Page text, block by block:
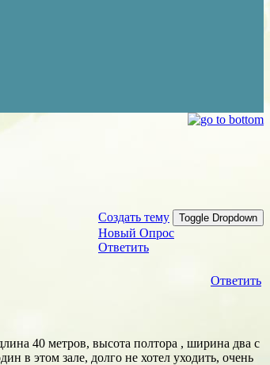
Создать тему Toggle Dropdown
Новый Опрос
Ответить
Ответить
40 метров, высота полтора , ширина два с
в этом зале, долго не хотел уходить, очень